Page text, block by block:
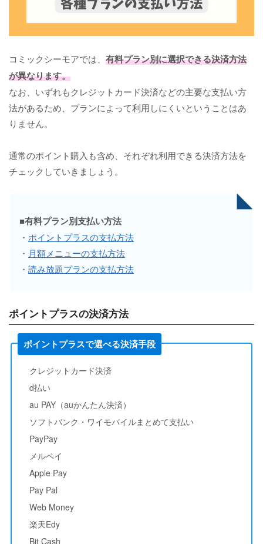
コミックシーモアでは、 有料プラン別に選択できる決済方法
が異なります。
なお、いずれもクレジットカード決済などの主要な支払い方
法があるため、プランによって利用しにくいということはあ
りません。
通常のポイント購入も含め、それぞれ利用できる決済方法を
チェックしていきましょう。
■有料プラン別支払い方法
・ ポイントプラスの支払方法
・ 月額メニューの支払方法
・ 読み放題プランの支払方法
ポイントプラスの決済方法
ポイントプラスで選べる決済手段
クレジットカード決済
d払い
au PAY（auかんたん決済）
ソフトバンク・ワイモバイルまとめて支払い
PayPay
メルペイ
Apple Pay
Pay Pal
Web Money
楽天Edy
Bit Cash